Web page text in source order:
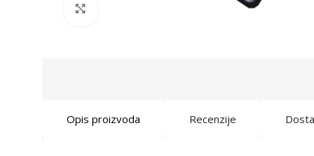
Opis proizvoda Recenzije